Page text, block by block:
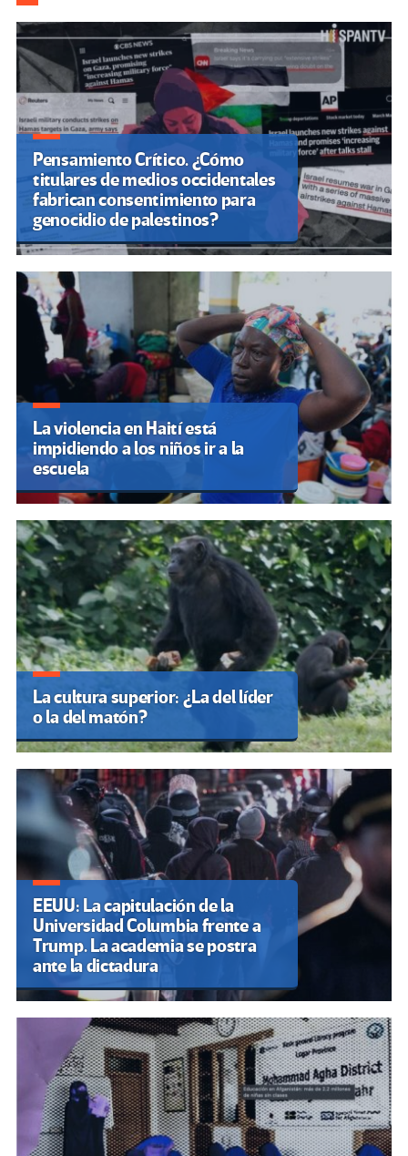
k
tir
Pensamiento Crítico. ¿Cómo
titulares de medios occidentales
fabrican consentimiento para
genocidio de palestinos?
La violencia en Haití está
impidiendo a los niños ir a la
escuela
La cultura superior: ¿La del líder
o la del matón?
EEUU: La capitulación de la
Universidad Columbia frente a
Trump. La academia se postra
ante la dictadura